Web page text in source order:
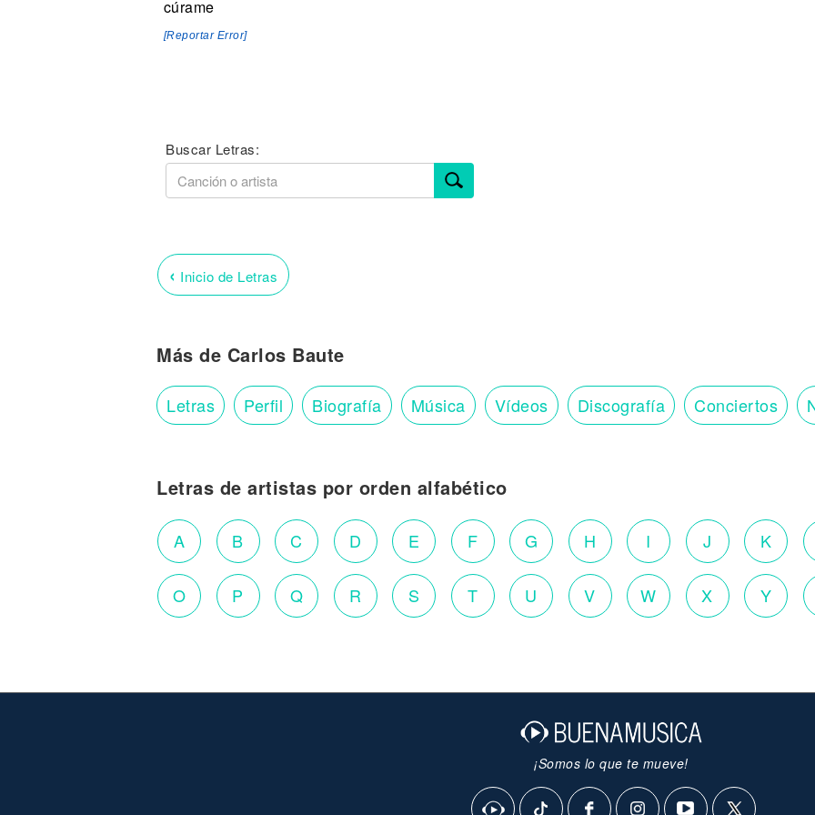
cúrame
[Reportar Error]
Buscar Letras:
‹ Inicio de Letras
Más de Carlos Baute
Letras Perfil Biografía Música Vídeos Discografía Conciertos
Letras de artistas por orden alfabético
A B C D E F G H I J K
O P Q R S T U V W X Y
¡Somos lo que te mueve!